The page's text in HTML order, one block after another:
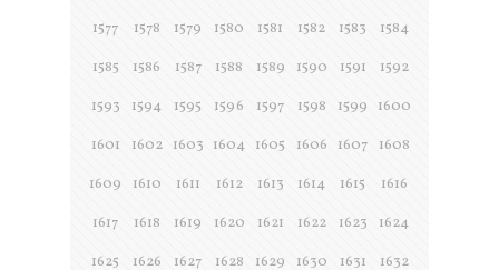
1577
1578 1579 1580 1581 1582 1583
1584
1585
1586 1587 1588 1589 1590 1591
1592
1593
1594 1595 1596 1597 1598 1599
1600
1601
1602 1603 1604 1605 1606 1607
1608
1609
1610 1611 1612 1613 1614 1615
1616
1617
1618 1619 1620 1621 1622 1623
1624
1625
1626 1627 1628 1629 1630 1631
1632